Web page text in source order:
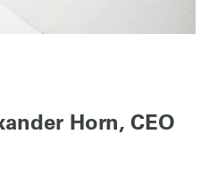
Horn, CEO